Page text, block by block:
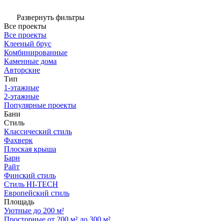
Развернуть фильтры
Все проекты
Все проекты
Клееный брус
Комбинированные
Каменные дома
Авторские
Тип
1-этажные
2-этажные
Популярные проекты
Бани
Стиль
Классический стиль
Фахверк
Плоская крыша
Барн
Райт
Финский стиль
Стиль HI-TECH
Европейский стиль
Площадь
Уютные до 200 м²